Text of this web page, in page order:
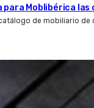
Moblibérica las
de mobiliario